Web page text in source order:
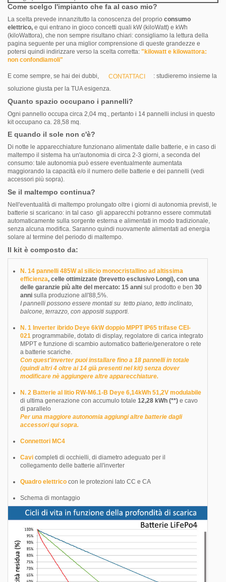
Come scelgo l'impianto che fa al caso mio?
La scelta prevede innanzitutto la conoscenza del proprio consumo
elettrico, e qui entrano in gioco concetti quali kW (kiloWatt) e kWh
(kiloWattora), che non sempre risultano chiari: consigliamo la lettura della
pagina seguente per una miglior comprensione di queste grandezze e
potersi quindi indirizzare verso la scelta corretta: "kilowatt e kilowattora:
non confondiamoli"
E come sempre, se hai dei dubbi, CONTATTACI
: studieremo insieme la
soluzione giusta per la TUA esigenza.
Quanto spazio occupano i pannelli?
Ogni pannello occupa circa 2,04 mq., pertanto i 14 pannelli inclusi in questo
kit occupano ca. 28,58 mq.
E quando il sole non c'è?
Di notte le apparecchiature funzionano alimentate dalle batterie, e in caso di
maltempo il sistema ha un'autonomia di circa 2-3 giorni, a seconda del
consumo: tale autonomia può essere eventualmente aumentata
maggiorando la capacità e/o il numero delle batterie e dei pannelli (vedi
accessori più sopra).
Se il maltempo continua?
Nell'eventualità di maltempo prolungato oltre i giorni di autonomia previsti, le
batterie si scaricano: in tal caso gli apparecchi potranno essere commutati
automaticamente sulla sorgente esterna e alimentati in modo tradizionale,
senza alcuna modifica. Saranno quindi nuovamente alimentati ad energia
solare al termine del periodo di maltempo.
Il kit è composto da:
N. 14 pannelli 485W al silicio monocristallino ad altissima
efficienza, celle ottimizzate (brevetto esclusivo Longi), con una
delle garanzie più alte del mercato: 15 anni sul prodotto e ben 30
anni sulla produzione all'88,5%.
I pannelli possono essere montati su tetto piano, tetto inclinato,
balcone, terrazzo, con appositi supporti.
N. 1 Inverter ibrido Deye 6kW doppio MPPT IP65 trifase CEI-
021 programmabile, dotato di display, regolatore di carica integrato
MPPT e funzione di scambio automatico batterie/generatore o rete
a batterie scariche.
Con quest'inverter puoi installare fino a 18 pannelli in totale
(quindi altri 4 oltre ai 14 già presenti nel kit) senza dover
modificare nè aggiungere altre apparecchiature.
N. 2 Batterie al litio RW-M6.1-B Deye 6,14kWh 51,2V modulabile
di ultima generazione con accumulo totale 12,28 kWh (**) e cavo
di parallelo
Per una maggiore autonomia aggiungi altre batterie dagli
accessori qui sopra.
Connettori MC4
Cavi completi di occhielli, di diametro adeguato per il
collegamento delle batterie all'inverter
Quadro elettrico con le protezioni lato CC e CA
Schema di montaggio